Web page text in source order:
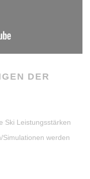
DER
Ski Leistungsstärken
werden